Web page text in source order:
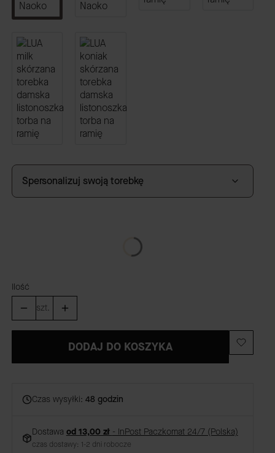
Spersonalizuj swoją torebkę
Ilość
szt.
DODAJ DO KOSZYKA
Czas wysyłki: 48 godzin
Dostawa od 13,00 zł - InPost Paczkomat 24/7 (Polska)
czas dostawy: 1-2 dni robocze